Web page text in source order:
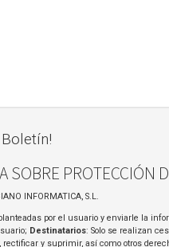
SOBRE PROTECCIÓN
INFORMATICA, S.L.
por el usuario y enviarle la
Destinatarios: Solo se realizan
rectificar y suprimir, así como otros